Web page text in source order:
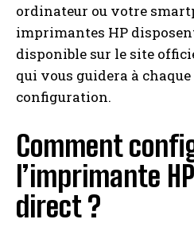
ordinateur ou votre
imprimantes HP
disponible sur le site
qui vous guidera à chaque
configuration.
Comment
l’imprimante
direct ?